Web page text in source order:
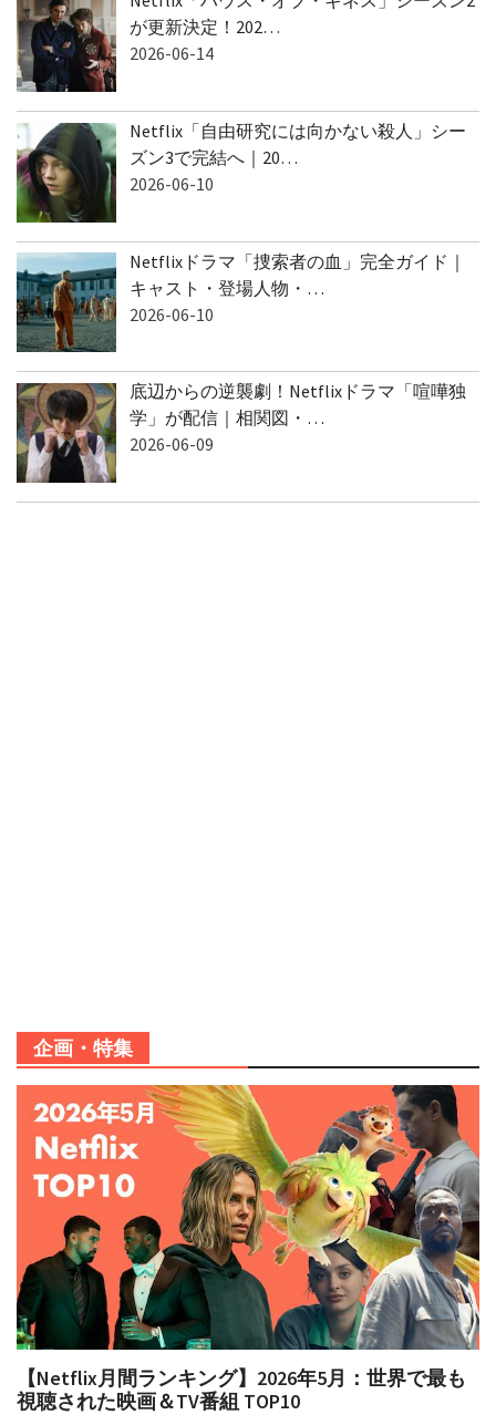
が更新決定！202…
2026-06-14
Netflix「自由研究には向かない殺人」シー
ズン3で完結へ｜20…
2026-06-10
Netflixドラマ「捜索者の血」完全ガイド｜
キャスト・登場人物・…
2026-06-10
底辺からの逆襲劇！Netflixドラマ「喧嘩独
学」が配信｜相関図・…
2026-06-09
企画・特集
【Netflix月間ランキング】2026年5月：世界で最も
視聴された映画＆TV番組 TOP10